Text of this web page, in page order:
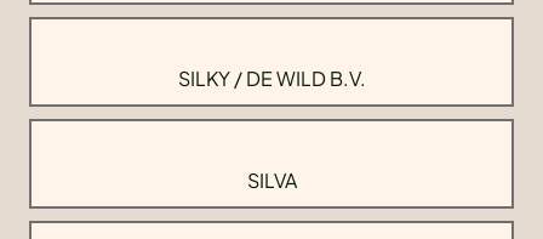
SILKY / DE WILD B.V.
SILVA